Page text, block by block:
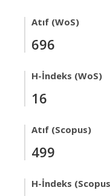
Atıf (WoS)
696
H-İndeks (WoS)
16
Atıf (Scopus)
499
H-İndeks